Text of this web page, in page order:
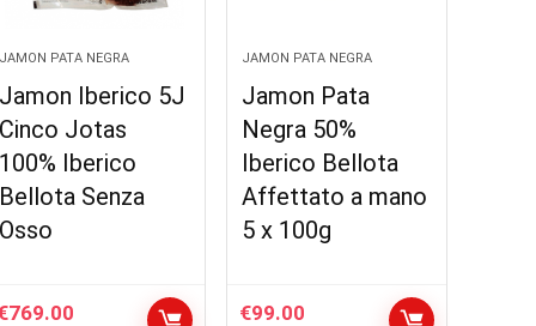
JAMON PATA NEGRA
Jamon Iberico 5J
Cinco Jotas
100% Iberico
Bellota Senza
Osso
769.00
JAMON PATA NEGRA
Jamon Pata
Negra 50%
Iberico Bellota
Affettato a mano
5 x 100g
€99.00